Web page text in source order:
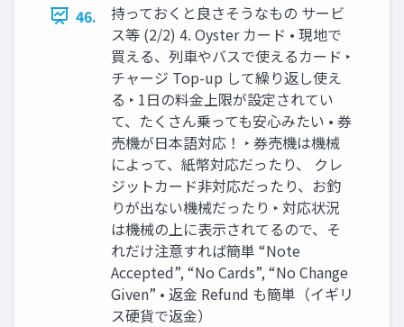
46.
持っておくと良さそうなもの サービ
ス等 (2/2) 4. Oyster カード • 現地で
買える、列車やバスで使えるカード ‣
チャージ Top-up して繰り返し使え
る ‣ 1日の料金上限が設定されてい
て、たくさん乗っても安心みたい • 券
売機が日本語対応！ ‣ 券売機は機械
によって、紙幣対応だったり、 クレ
ジットカード非対応だったり、お釣
りが出ない機械だったり ‣ 対応状況
は機械の上に表示されてるので、そ
れだけ注意すれば簡単 “Note
Accepted”, “No Cards”, “No Change
Given” • 返金 Refund も簡単（イギリ
ス硬貨で返金）